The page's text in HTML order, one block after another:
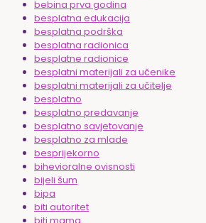
bebina prva godina
besplatna edukacija
besplatna podrška
besplatna radionica
besplatne radionice
besplatni materijali za učenike
besplatni materijali za učitelje
besplatno
besplatno predavanje
besplatno savjetovanje
besplatno za mlade
besprijekorno
bihevioralne ovisnosti
bijeli šum
bipa
biti autoritet